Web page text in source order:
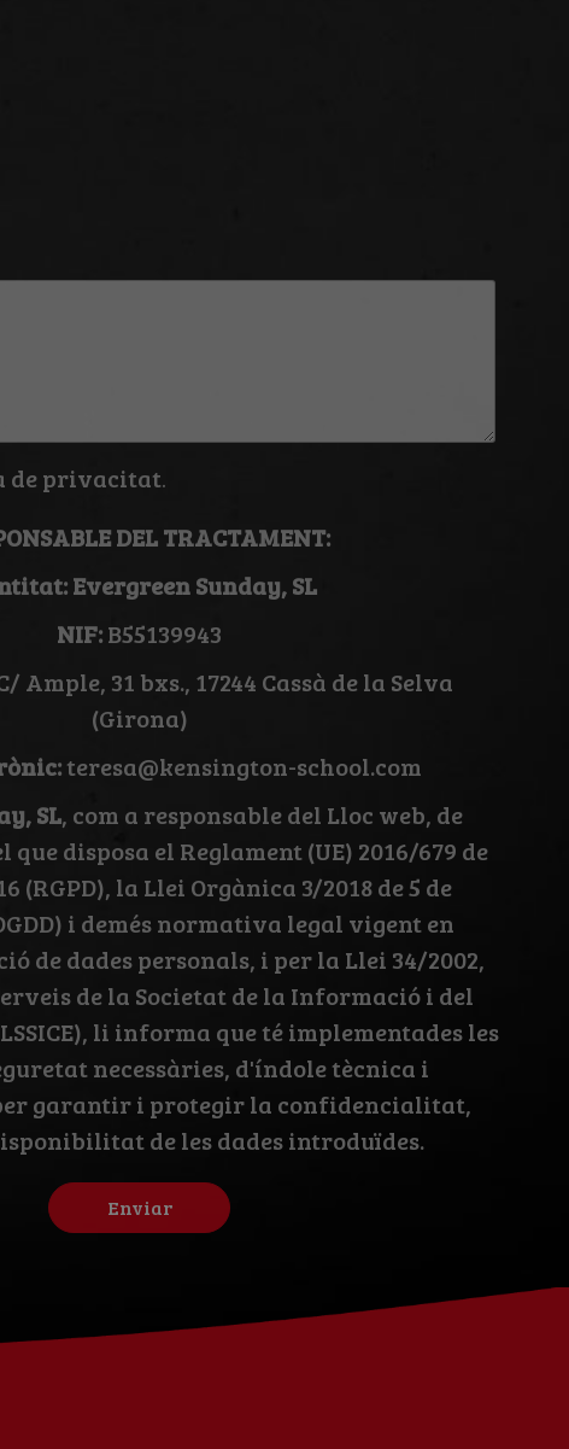
de privacitat.
DEL TRACTAMENT:
Evergreen Sunday, SL
NIF:B55139943
Ample, 31 bxs., 17244 Cassà de la Selva
(Girona)
teresa@kensington-school.com
SL, com a responsable del Lloc web, de
disposa el Reglament (UE) 2016/679 de
(RGPD), la Llei Orgànica 3/2018 de 5 de
i demés normativa legal vigent en
de dades personals, i per la Llei 34/2002,
de la Societat de la Informació i del
li informa que té implementades les
necessàries, d'índole tècnica i
garantir i protegir la confidencialitat,
de les dades introduïdes.
Enviar